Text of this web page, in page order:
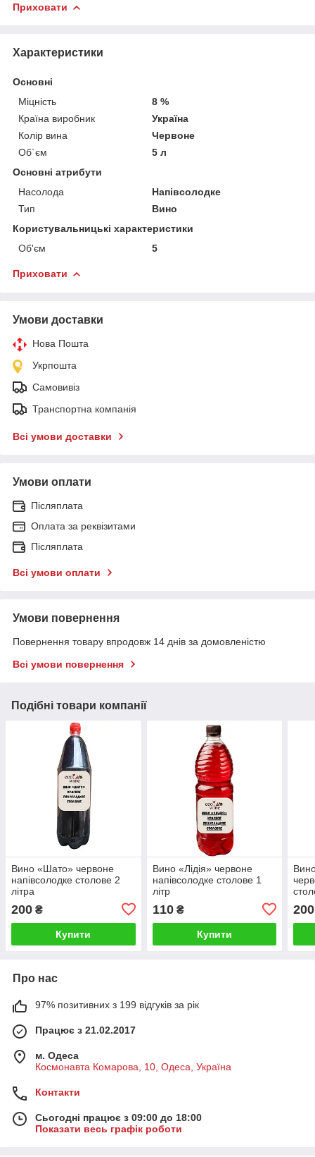
Приховати
Характеристики
Основні
Міцність
8 %
Країна виробник
Україна
Колір вина
Червоне
Об`єм
5 л
Основні атрибути
Насолода
Напівсолодке
Тип
Вино
Користувальницькі характеристики
Об'єм
5
Приховати
Умови доставки
Нова Пошта
Укрпошта
Самовивіз
Транспортна компанія
Всі умови доставки
Умови оплати
Післяплата
Оплата за реквізитами
Післяплата
Всі умови оплати
Умови повернення
Повернення товару впродовж 14 днів за домовленістю
Всі умови повернення
Подібні товари компанії
Вино «Шато» червоне
напівсолодке столове 2
літра
200 ₴
Купити
Вино «Лідія» червоне
напівсолодке столове 1
літр
110₴
Купити
200
Про нас
97% позитивних з 199 відгуків за рік
Працює з 21.02.2017
м. Одеса
Космонавта Комарова, 10, Одеса, Україна
Контакти
Сьогодні працює з 09:00 до 18:00
Показати весь графік роботи